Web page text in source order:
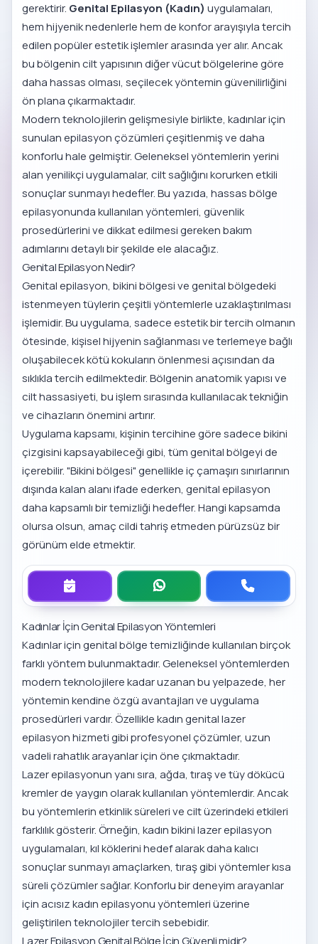
gerektirir. Genital Epilasyon (Kadın) uygulamaları,
hem hijyenik nedenlerle hem de konfor arayışıyla tercih
edilen popüler estetik işlemler arasında yer alır. Ancak
bu bölgenin cilt yapısının diğer vücut bölgelerine göre
daha hassas olması, seçilecek yöntemin güvenilirliğini
ön plana çıkarmaktadır.
Modern teknolojilerin gelişmesiyle birlikte, kadınlar için
sunulan epilasyon çözümleri çeşitlenmiş ve daha
konforlu hale gelmiştir. Geleneksel yöntemlerin yerini
alan yenilikçi uygulamalar, cilt sağlığını korurken etkili
sonuçlar sunmayı hedefler. Bu yazıda, hassas bölge
epilasyonunda kullanılan yöntemleri, güvenlik
prosedürlerini ve dikkat edilmesi gereken bakım
adımlarını detaylı bir şekilde ele alacağız.
Genital Epilasyon Nedir?
Genital epilasyon, bikini bölgesi ve genital bölgedeki
istenmeyen tüylerin çeşitli yöntemlerle uzaklaştırılması
işlemidir. Bu uygulama, sadece estetik bir tercih olmanın
ötesinde, kişisel hijyenin sağlanması ve terlemeye bağlı
oluşabilecek kötü kokuların önlenmesi açısından da
sıklıkla tercih edilmektedir. Bölgenin anatomik yapısı ve
cilt hassasiyeti, bu işlem sırasında kullanılacak tekniğin
ve cihazların önemini artırır.
Uygulama kapsamı, kişinin tercihine göre sadece bikini
çizgisini kapsayabileceği gibi, tüm genital bölgeyi de
içerebilir. "Bikini bölgesi" genellikle iç çamaşırı sınırlarının
dışında kalan alanı ifade ederken, genital epilasyon
daha kapsamlı bir temizliği hedefler. Hangi kapsamda
olursa olsun, amaç cildi tahriş etmeden pürüzsüz bir
görünüm elde etmektir.
Kadınlar İçin Genital Epilasyon Yöntemleri
Kadınlar için genital bölge temizliğinde kullanılan birçok
farklı yöntem bulunmaktadır. Geleneksel yöntemlerden
modern teknolojilere kadar uzanan bu yelpazede, her
yöntemin kendine özgü avantajları ve uygulama
prosedürleri vardır. Özelliklekadın genital lazer
epilasyon hizmetigibi profesyonel çözümler, uzun
vadeli rahatlık arayanlar için öne çıkmaktadır.
Lazer epilasyonun yanı sıra, ağda, tıraş ve tüy dökücü
kremler de yaygın olarak kullanılan yöntemlerdir. Ancak
bu yöntemlerin etkinlik süreleri ve cilt üzerindeki etkileri
farklılık gösterir. Örneğin,kadın bikini lazer epilasyon
uygulamaları, kıl köklerini hedef alarak daha kalıcı
sonuçlar sunmayı amaçlarken, tıraş gibi yöntemler kısa
süreli çözümler sağlar. Konforlu bir deneyim arayanlar
içinacısız kadın epilasyonu yöntemleriüzerine
geliştirilen teknolojiler tercih sebebidir.
Lazer Epilasyon Genital Bölge İçin Güvenli midir?